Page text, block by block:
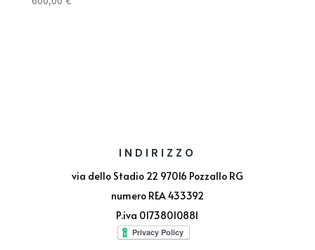
INDIRIZZO
via dello Stadio 22 97016 Pozzallo RG
numero REA 433392
P.iva 01738010881